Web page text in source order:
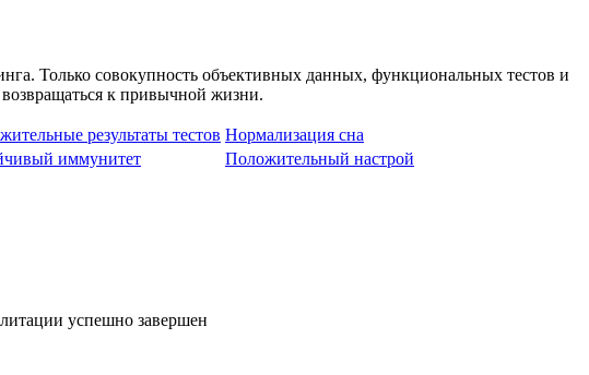
Только совокупность объективных данных, функциональных тестов и
к привычной жизни.
результаты тестов Нормализация сна
иммунитет Положительный настрой